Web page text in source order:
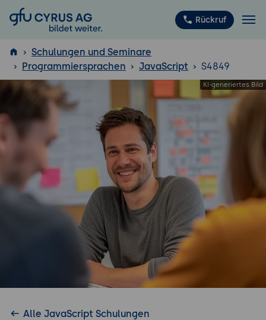
GFU Cyrus AG Rückruf
ISTQB ®
Schulungen und Seminare
Programmiersprachen
JavaScript S4849
Alle JavaScript Schulungen